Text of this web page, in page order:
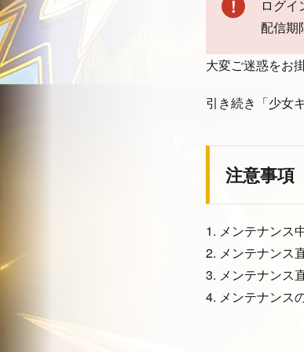
ログイ
配信期
大変ご迷惑をお
引き続き「少女
注意事項
1. メンテナンス
2. メンテナンス
3. メンテナンス
4. メンテナンス